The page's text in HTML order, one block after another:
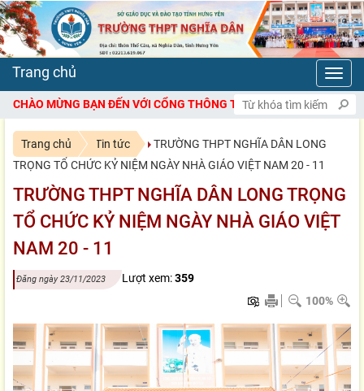
CỔNG THÔNG TIN ĐIỆN TỬ TRƯỜNG THPT NGHĨA DÂN
Trang chủ Tin tức
TRƯỜNG THPT NGHĨA DÂN LONG
TRỌNG TỔ CHỨC KỶ NIỆM NGÀY NHÀ GIÁO VIỆT NAM 20 - 11
TRƯỜNG THPT NGHĨA DÂN LONG TRỌNG
TỔ CHỨC KỶ NIỆM NGÀY NHÀ GIÁO VIỆT
NAM 20 - 11
Đăng ngày 23/11/2023 Lượt xem:359
100%